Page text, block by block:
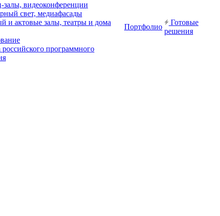
залы, видеоконференции
свет, медиафасады
и актовые залы, театры и дома
российского программного
Портфолио
Готовые
решения